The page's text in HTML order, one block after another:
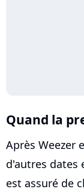
Quand la
Après Weezer
d'autres dates
est assuré de